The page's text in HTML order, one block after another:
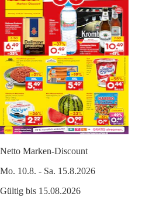
Netto Marken-Discount
Mo. 10.8. - Sa. 15.8.2026
Gültig bis 15.08.2026